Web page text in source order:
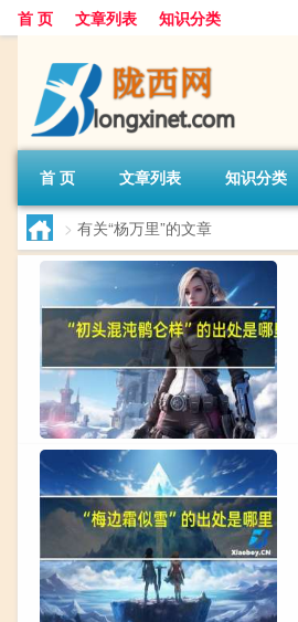
首 页 文章列表 知识分类
首 页 文章列表 知识分类
> 有关“杨万里”的文章